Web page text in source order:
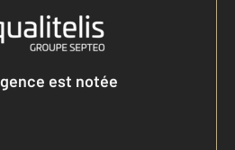
est notée